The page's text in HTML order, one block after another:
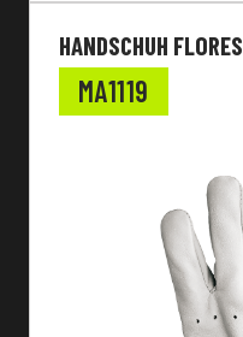
HANDSCHUH FLORES
MA1119